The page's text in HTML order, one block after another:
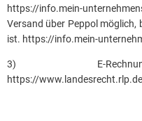
https://info.mein-
Versand über Peppol möglich,
ist. https://info.mein-
3) E-
https://